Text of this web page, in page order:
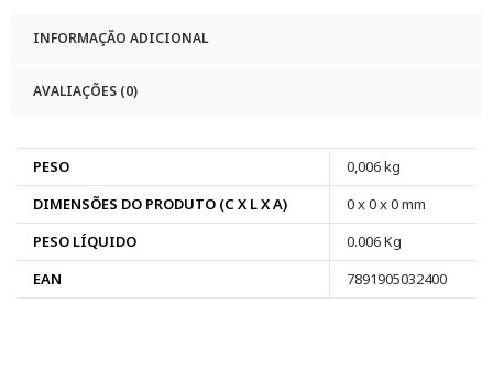
INFORMAÇÃO ADICIONAL
AVALIAÇÕES (0)
PESO
0,006 kg
DIMENSÕES DO PRODUTO (C X L X A)
0 x 0 x 0 mm
PESO LÍQUIDO
0.006 Kg
EAN
7891905032400